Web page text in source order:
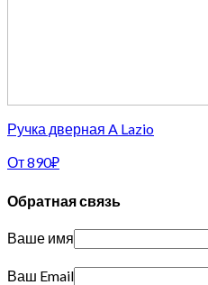
Ручка дверная A Lazio
От890₽
Обратная связь
Ваше имя
Ваш Email